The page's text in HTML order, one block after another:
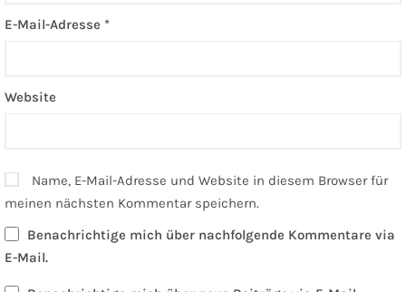
E-Mail-Adresse *
Website
Name, E-Mail-Adresse und Website in diesem Browser für
meinen nächsten Kommentar speichern.
Benachrichtige mich über nachfolgende Kommentare via
E-Mail.